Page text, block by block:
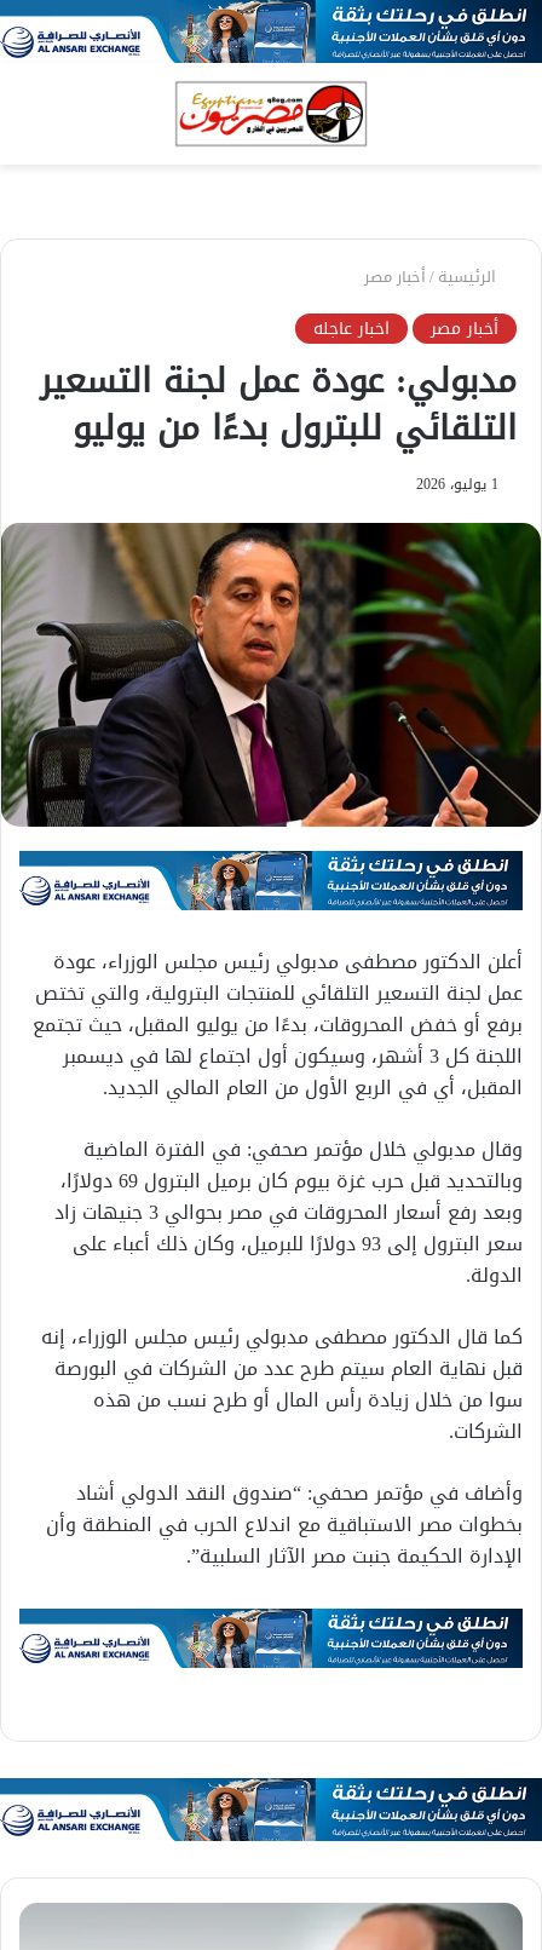
الرئيسية/أخبار مصر
أخبار مصر اخبار عاجله
مدبولي: عودة عمل لجنة التسعير
التلقائي للبترول بدءًا من يوليو
1 يوليو، 2026
أعلن الدكتور مصطفى مدبولي رئيس مجلس الوزراء، عودة
عمل لجنة التسعير التلقائي للمنتجات البترولية، والتي تختص
برفع أو خفض المحروقات، بدءًا من يوليو المقبل، حيث تجتمع
اللجنة كل 3 أشهر، وسيكون أول اجتماع لها في ديسمبر
المقبل، أي في الربع الأول من العام المالي الجديد.
وقال مدبولي خلال مؤتمر صحفي: في الفترة الماضية
وبالتحديد قبل حرب غزة بيوم كان برميل البترول 69 دولارًا،
وبعد رفع أسعار المحروقات في مصر بحوالي 3 جنيهات زاد
سعر البترول إلى 93 دولارًا للبرميل، وكان ذلك أعباء على
الدولة.
كما قال الدكتور مصطفى مدبولي رئيس مجلس الوزراء، إنه
قبل نهاية العام سيتم طرح عدد من الشركات في البورصة
سوا من خلال زيادة رأس المال أو طرح نسب من هذه
الشركات.
وأضاف في مؤتمر صحفي: “صندوق النقد الدولي أشاد
بخطوات مصر الاستباقية مع اندلاع الحرب في المنطقة وأن
الإدارة الحكيمة جنبت مصر الآثار السلبية”.